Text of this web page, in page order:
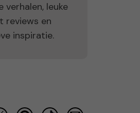
leuke
reviews en
inspiratie.